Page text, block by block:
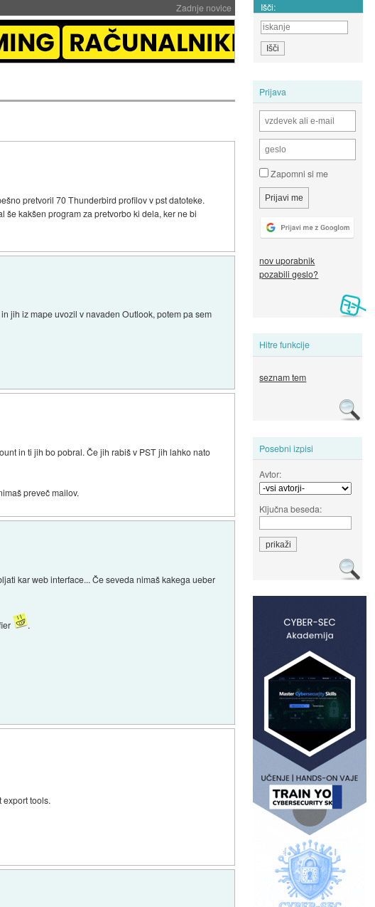
Zadnje novice Išči:
Prijava
Zapomni si me
nov uporabnik
pozabili geslo?
Hitre funkcije
seznam tem
Posebni izpisi
Avtor:
Ključna beseda:
pretvoril 70 Thunderbird profilov v pst datoteke.
kakšen program za pretvorbo ki dela, ker ne bi
jih iz mape uvozil v navaden Outlook, potem pa sem
in ti jih bo pobral. Če jih rabiš v PST jih lahko nato
preveč mailov.
kar web interface... Če seveda nimaš kakega ueber
.
export tools.